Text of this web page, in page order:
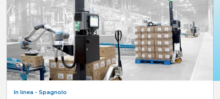
In linea - Spagnolo